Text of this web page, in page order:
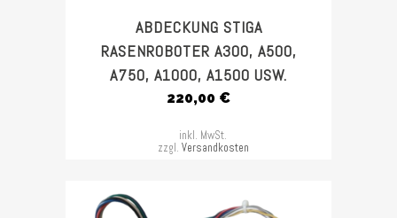
ABDECKUNG STIGA
RASENROBOTER A300, A500,
A750, A1000, A1500 USW.
220,00 €
inkl. MwSt.
zzgl. Versandkosten